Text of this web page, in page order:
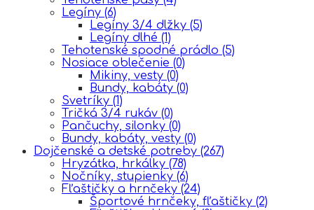
Legíny (6)
Legíny 3/4 dlžky (5)
Legíny dlhé (1)
Tehotenské spodné prádlo (5)
Nosiace oblečenie (0)
Mikiny, vesty (0)
Bundy, kabáty (0)
Svetríky (1)
Tričká 3/4 rukáv (0)
Pančuchy, silonky (0)
Bundy, kabáty, vesty (0)
Dojčenské a detské potreby (267)
Hryzátka, hrkálky (78)
Nočníky, stupienky (6)
Fľaštičky a hrnčeky (24)
Športové hrnčeky, fľaštičky (2)